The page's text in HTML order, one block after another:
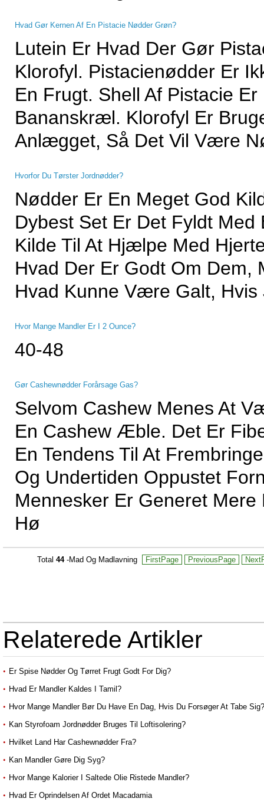
Hvad Gør Kernen Af ​​en Pistacie Nødder Grøn?
Lutein Er Hvad Der Gør
Klorofyl. Pistacienødder Er
En Frugt. Shell Af Pistacie
Bananskræl. Klorofyl Er
Anlægget, Så Det Vil Være
Hvorfor Du Tørster Jordnødder?
Nødder Er En Meget God
Dybest Set Er Det Fyldt
Kilde Til At Hjælpe Med
Hvad Der Er Godt Om
Hvad Kunne Være Galt,
Hvor Mange Mandler Er I 2 Ounce?
40-48
Gør Cashewnødder Forårsage Gas?
Selvom Cashew Menes At
En Cashew Æble. Det Er
En Tendens Til At
Og Undertiden Oppustet
Mennesker Er Generet
Hø
Total 44-Mad Og Madlavning FirstPage PreviousPage
Relaterede Artikler
Er Spise Nødder Og Tørret Frugt Godt For Dig?
Hvad Er Mandler Kaldes I Tamil?
Hvor Mange Mandler Bør Du Have En Dag, Hvis Du Forsøger At Tabe Sig?
Kan Styrofoam Jordnødder Bruges Til Loftisolering?
Hvilket Land Har Cashewnødder Fra?
Kan Mandler Gøre Dig Syg?
Hvor Mange Kalorier I Saltede Olie Ristede Mandler?
Hvad Er Oprindelsen Af ​​ordet Macadamia